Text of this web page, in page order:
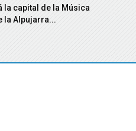
la capital de la Música
la Alpujarra...